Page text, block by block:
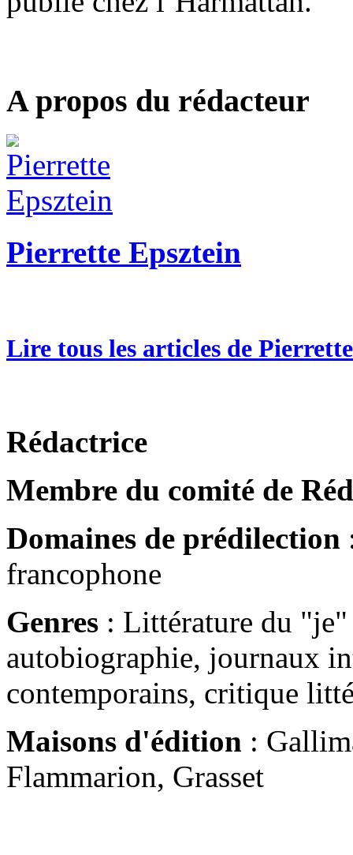
A propos du rédacteur
Pierrette Epsztein
Lire tous les articles de
Rédactrice
Membre du comité de
Domaines de prédilection
francophone
Genres : Littérature du
autobiographie, journaux
contemporains, critique
Maisons d'édition :
Flammarion, Grasset